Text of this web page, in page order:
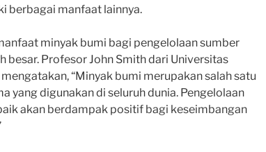
berbagai manfaat lainnya.
minyak bumi bagi pengelolaan sumber
besar. Profesor John Smith dari Universitas
“Minyak bumi merupakan salah satu
yang digunakan di seluruh dunia. Pengelolaan
akan berdampak positif bagi keseimbangan